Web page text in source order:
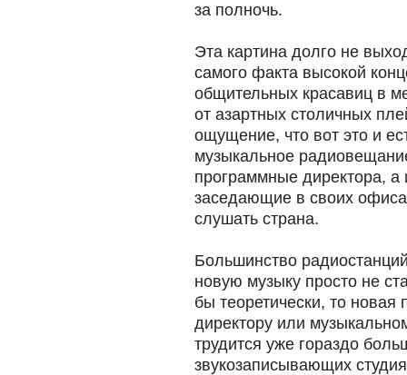
за полночь.
Эта картина долго не
самого факта высокой
общительных красавиц в
от азартных столичных
ощущение, что вот это и
музыкальное
программные директора,
заседающие в своих
слушать страна.
Большинство
новую музыку просто не
бы теоретически, то
директору или
трудится уже гораздо
звукозаписывающих